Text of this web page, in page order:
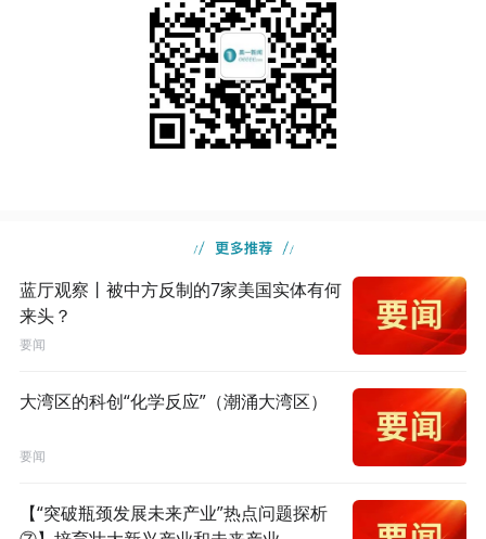
蓝厅观察丨被中方反制的7家美国实体有何
来头？
要闻
大湾区的科创“化学反应”（潮涌大湾区）
要闻
【“突破瓶颈发展未来产业”热点问题探析